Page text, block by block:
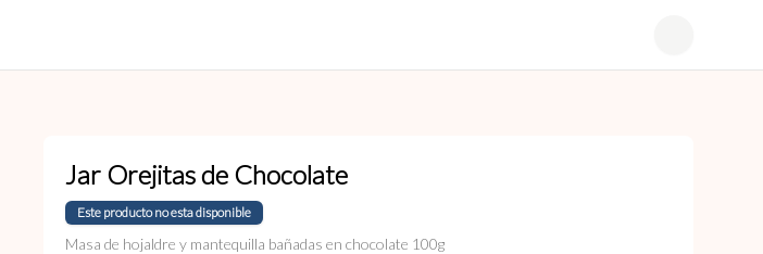
Jar Orejitas de Chocolate
Este producto no esta disponible
Masa de hojaldre y mantequilla bañadas en chocolate 100g